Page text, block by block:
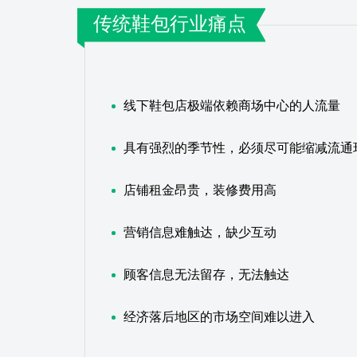
传统鞋包行业痛点
线下鞋包店极端依赖商场中心的人流量
具有强烈的季节性，必须尽可能缩减流通
店铺租金昂贵，装修费用高
营销信息难触达，缺少互动
顾客信息无法留存，无法触达
经济落后地区的市场空间难以进入